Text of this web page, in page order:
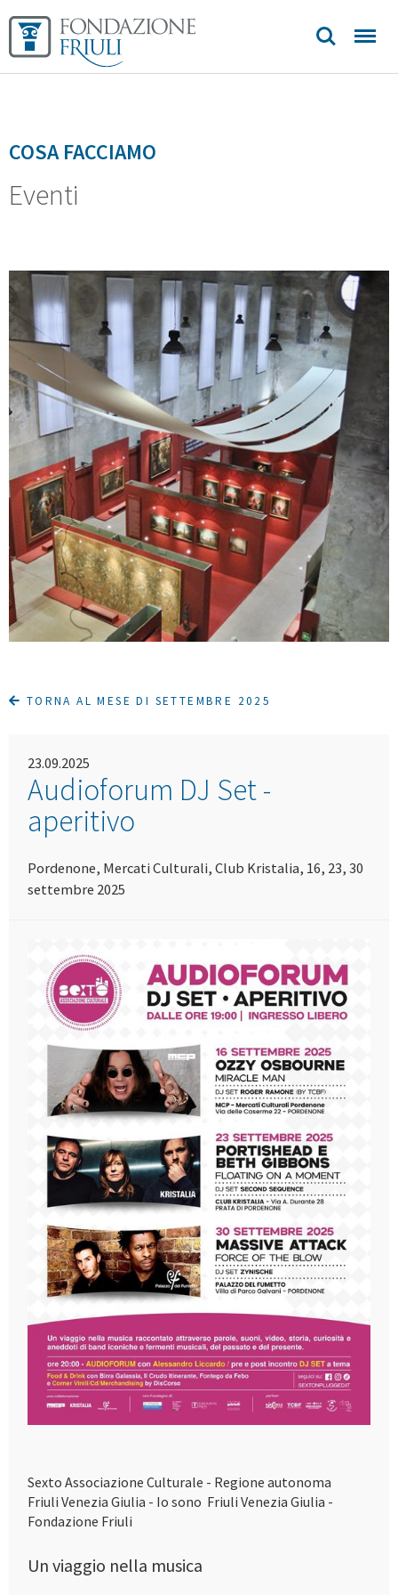
COSA FACCIAMO
Eventi
TORNA AL MESE DI SETTEMBRE 2025
23.09.2025
Audioforum DJ Set -
aperitivo
Pordenone, Mercati Culturali, Club Kristalia, 16, 23, 30
settembre 2025
Sexto Associazione Culturale - Regione autonoma
Friuli Venezia Giulia - Io sono Friuli Venezia Giulia -
Fondazione Friuli
Un viaggio nella musica